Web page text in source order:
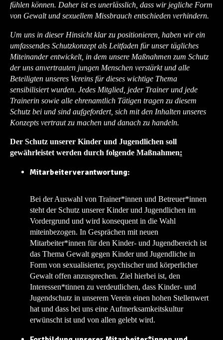
fühlen können. Daher ist es unerlässlich, dass wir jegliche Form
von Gewalt und sexuellem Missbrauch entschieden verhindern.
Um uns in dieser Hinsicht klar zu positionieren, haben wir ein
umfassendes Schutzkonzept als Leitfaden für unser tägliches
Miteinander entwickelt, in dem unsere Maßnahmen zum Schutz
der uns anvertrauten jungen Menschen verstärkt und alle
Beteiligten unseres Vereins für dieses wichtige Thema
sensibilisiert wurden. Jedes Mitglied, jeder Trainer und jede
Trainerin sowie alle ehrenamtlich Tätigen tragen zu diesem
Schutz bei und sind aufgefordert, sich mit den Inhalten unseres
Konzepts vertraut zu machen und danach zu handeln.
Der Schutz unserer Kinder und Jugendlichen soll
gewährleistet werden durch folgende Maßnahmen:
Mitarbeiterverantwortung:
Bei der Auswahl von Trainer*innen und Betreuer*innen
steht der Schutz unserer Kinder und Jugendlichen im
Vordergrund und wird konsequent in die Wahl
miteinbezogen. In Gesprächen mit neuen
Mitarbeiter*innen für den Kinder- und Jugendbereich ist
das Thema Gewalt gegen Kinder und Jugendliche in
Form von sexualisierter, psychischer und körperlicher
Gewalt offen anzusprechen. Ziel hierbei ist, den
Interessen*tinnen zu verdeutlichen, dass Kinder- und
Jugendschutz in unserem Verein einen hohen Stellenwert
hat und dass bei uns eine Aufmerksamkeitskultur
erwünscht ist und von allen gelebt wird.